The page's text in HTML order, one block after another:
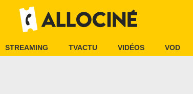
STREAMING TVACTU VIDÉOS VOD